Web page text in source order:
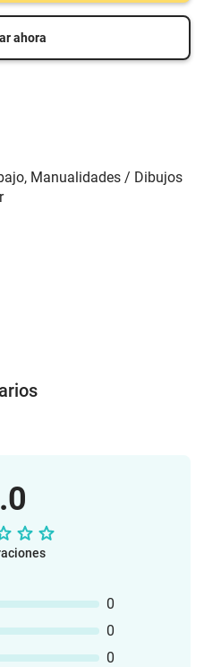
ahora
Manualidades / Dibujos
0
0
0